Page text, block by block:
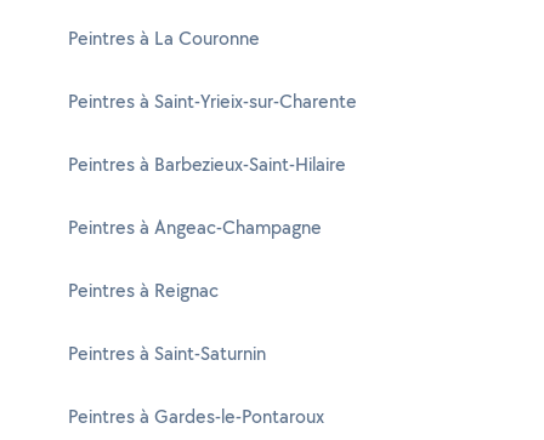
Peintres à La Couronne
Peintres à Saint-Yrieix-sur-Charente
Peintres à Barbezieux-Saint-Hilaire
Peintres à Angeac-Champagne
Peintres à Reignac
Peintres à Saint-Saturnin
Peintres à Gardes-le-Pontaroux